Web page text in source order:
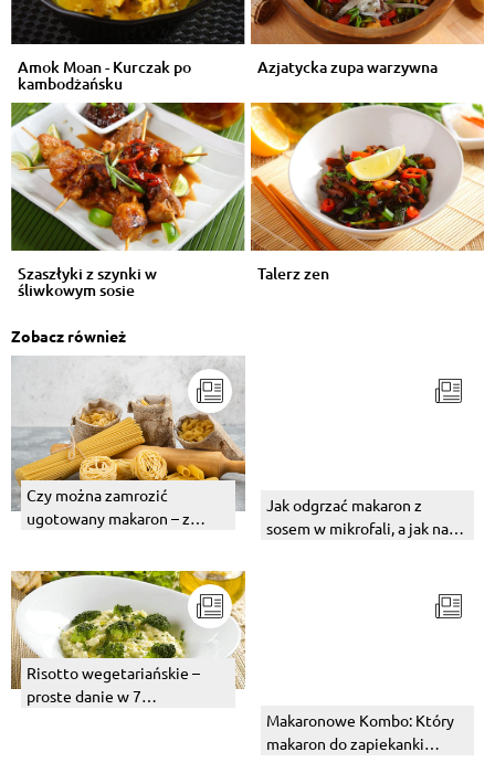
Amok Moan - Kurczak po
kambodżańsku
Azjatycka zupa warzywna
Szaszłyki z szynki w
śliwkowym sosie
Talerz zen
Zobacz również
Czy można zamrozić
ugotowany makaron – z
Jak odgrzać makaron z
sosem w mikrofali, a jak na
Risotto wegetariańskie –
proste danie w 7
Makaronowe Kombo: Który
makaron do zapiekanki